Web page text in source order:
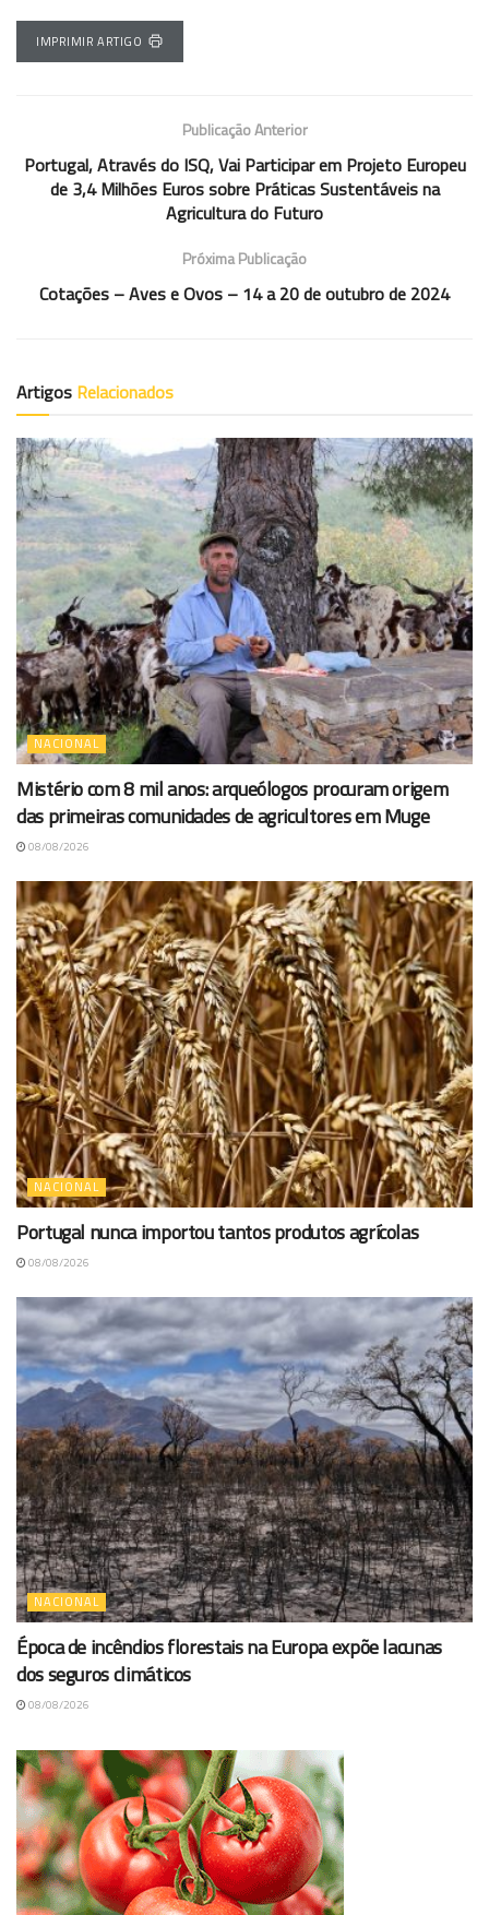
IMPRIMIR ARTIGO
Publicação Anterior
Portugal, Através do ISQ, Vai Participar em Projeto Europeu
de 3,4 Milhões Euros sobre Práticas Sustentáveis na
Agricultura do Futuro
Próxima Publicação
Cotações – Aves e Ovos – 14 a 20 de outubro de 2024
Artigos Relacionados
NACIONAL
Mistério com 8 mil anos: arqueólogos procuram origem
das primeiras comunidades de agricultores em Muge
08/08/2026
NACIONAL
Portugal nunca importou tantos produtos agrícolas
08/08/2026
NACIONAL
Época de incêndios florestais na Europa expõe lacunas
dos seguros climáticos
08/08/2026